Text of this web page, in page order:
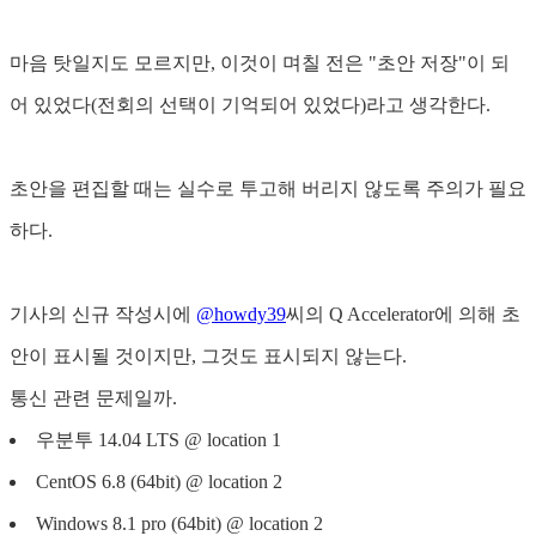
마음 탓일지도 모르지만, 이것이 며칠 전은 "초안 저장"이 되
어 있었다(전회의 선택이 기억되어 있었다)라고 생각한다.
초안을 편집할 때는 실수로 투고해 버리지 않도록 주의가 필요
하다.
기사의 신규 작성시에 @howdy39씨의 Q Accelerator에 의해 초
안이 표시될 것이지만, 그것도 표시되지 않는다.
통신 관련 문제일까.
우분투 14.04 LTS @ location 1
CentOS 6.8 (64bit) @ location 2
Windows 8.1 pro (64bit) @ location 2